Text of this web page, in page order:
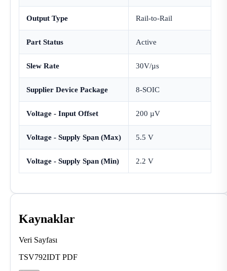
Output Type Rail-to-Rail
Part Status Active
Slew Rate 30V/µs
Supplier Device Package 8-SOIC
Voltage - Input Offset 200 µV
Voltage - Supply Span (Max) 5.5 V
Voltage - Supply Span (Min) 2.2 V
Kaynaklar
Veri Sayfası
TSV792IDT PDF